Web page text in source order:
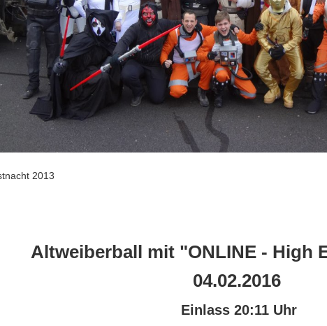
2013
Altweiberball mit "ONLINE - High
04.02.2016
Einlass 20:11 Uhr